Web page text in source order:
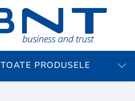
TOATE PRODUSELE